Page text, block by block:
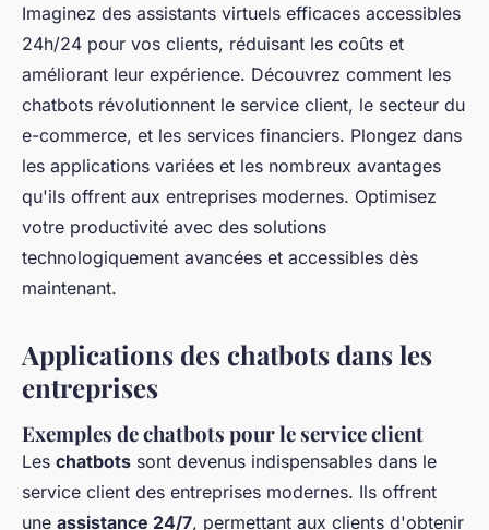
Imaginez des assistants virtuels efficaces accessibles
24h/24 pour vos clients, réduisant les coûts et
améliorant leur expérience. Découvrez comment les
chatbots révolutionnent le service client, le secteur du
e-commerce, et les services financiers. Plongez dans
les applications variées et les nombreux avantages
qu'ils offrent aux entreprises modernes. Optimisez
votre productivité avec des solutions
technologiquement avancées et accessibles dès
maintenant.
Applications des chatbots dans les
entreprises
Exemples de chatbots pour le service client
Les chatbots sont devenus indispensables dans le
service client des entreprises modernes. Ils offrent
une assistance 24/7, permettant aux clients d'obtenir